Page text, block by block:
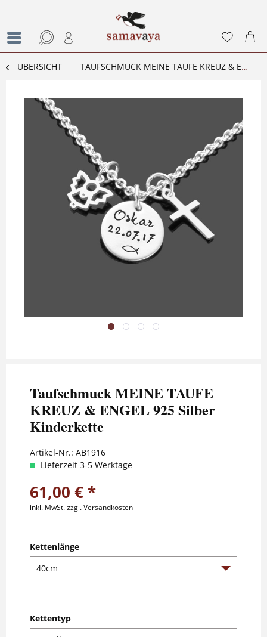
ÜBERSICHT TAUFSCHMUCK MEINE TAUFE KREUZ & ENGEL 925 SILBER KINDERKETTE
Taufschmuck MEINE TAUFE
KREUZ & ENGEL 925 Silber
Kinderkette
Artikel-Nr.: AB1916
Lieferzeit 3-5 Werktage
61,00 € *
inkl. MwSt.zzgl. Versandkosten
Kettenlänge
Kettentyp